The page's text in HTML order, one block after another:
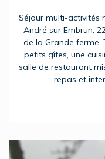
Séjour multi-activités
André sur Embrun.
de la Grande ferme.
petits gîtes, une
salle de restaurant
repas et